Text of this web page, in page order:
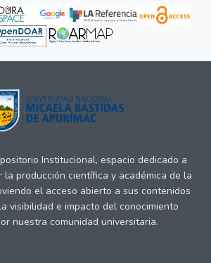
Institucional, espacio dedicado a
la producción científica y académica de la
el acceso abierto a sus contenidos
visibilidad e impacto del conocimiento
nuestra comunidad universitaria.